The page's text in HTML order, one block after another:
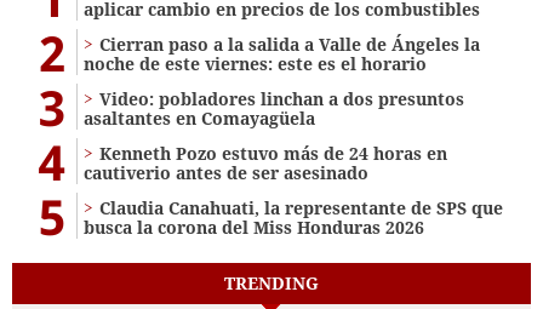
aplicar cambio en precios de los combustibles
2
Cierran paso a la salida a Valle de Ángeles la
noche de este viernes: este es el horario
3
Video: pobladores linchan a dos presuntos
asaltantes en Comayagüela
4
Kenneth Pozo estuvo más de 24 horas en
cautiverio antes de ser asesinado
5
Claudia Canahuati, la representante de SPS que
busca la corona del Miss Honduras 2026
TRENDING